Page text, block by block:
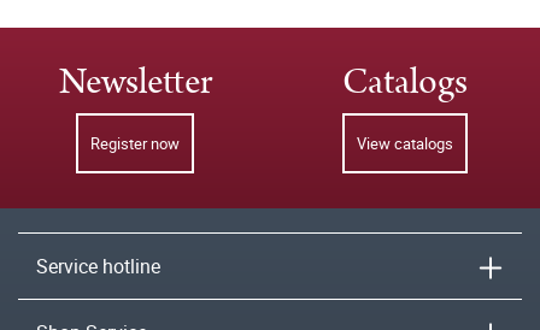
Newsletter
Register now
Catalogs
View catalogs
Service hotline